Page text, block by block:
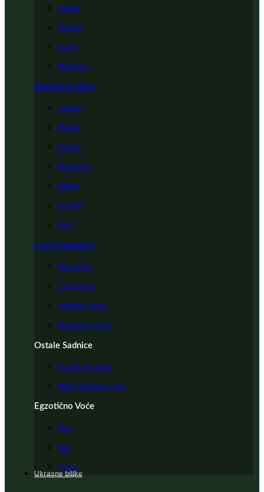
Jabuka
Kruška
Dunja
Mušmula
Bobičasto Voće
Jagode
Maline
Kupine
Borovnice
Ribizle
Aronija
Dud
Lozni Kalemovi
Bele Sorte
Crne Sorte
Hibridne sorte
Besemene sorte
Ostale Sadnice
Autohtone sorte
Mini i Stubasto voće
Egzotično Voće
Kivi
Nar
Limun
Ukrasne biljke